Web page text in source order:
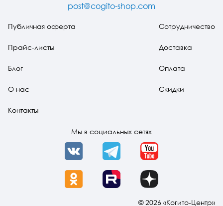
post@cogito-shop.com
Публичная оферта
Прайс-листы
Блог
О нас
Контакты
Сотрудничество
Доставка
Оплата
Скидки
Мы в социальных сетях
VK Telegram YouTube
OK Rutube Dzen
© 2026 «Когито-Центр»